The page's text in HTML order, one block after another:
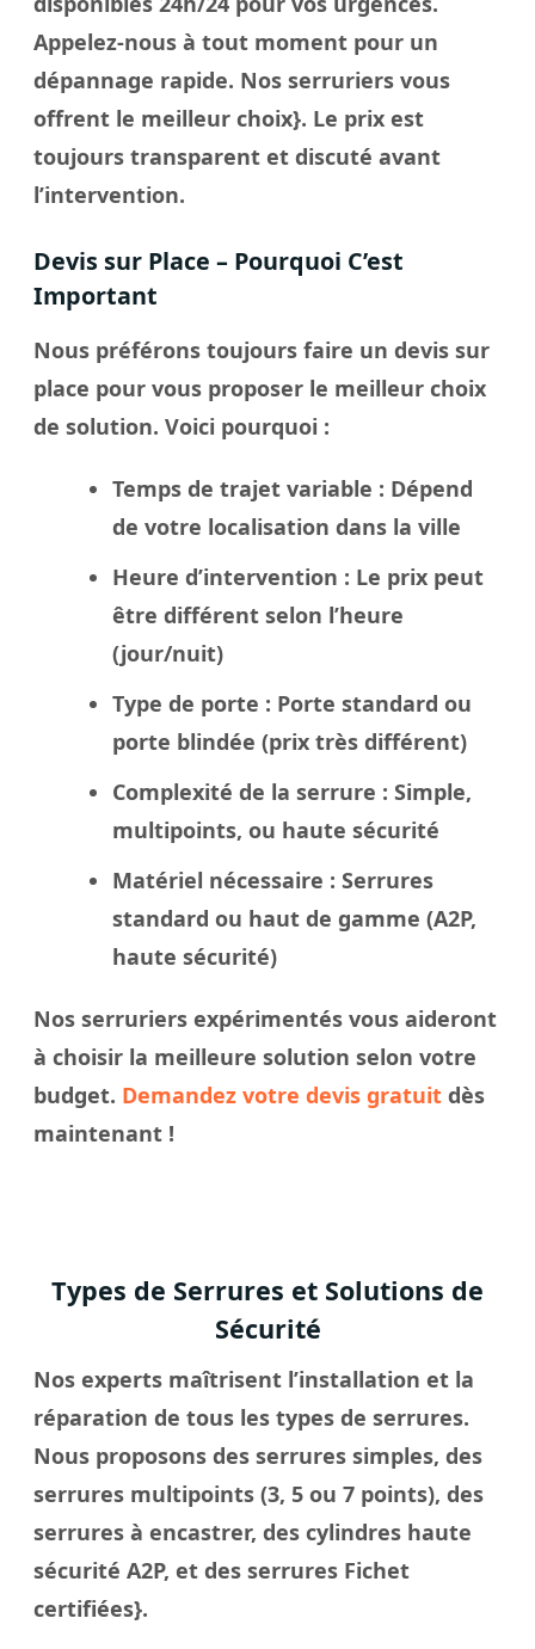
Appelez-nous à tout moment pour un
dépannage rapide. Nos serruriers vous
offrent le meilleur choix}. Le prix est
toujours transparent et discuté avant
l’intervention.
Devis sur Place – Pourquoi C’est
Important
Nous préférons toujours faire un devis sur
place pour vous proposer le meilleur choix
de solution. Voici pourquoi :
Temps de trajet variable : Dépend
de votre localisation dans la ville
Heure d’intervention : Le prix peut
être différent selon l’heure
(jour/nuit)
Type de porte : Porte standard ou
porte blindée (prix très différent)
Complexité de la serrure : Simple,
multipoints, ou haute sécurité
Matériel nécessaire : Serrures
standard ou haut de gamme (A2P,
haute sécurité)
Nos serruriers expérimentés vous aideront
à choisir la meilleure solution selon votre
budget. Demandez votre devis gratuit dès
maintenant !
Types de Serrures et Solutions de
Sécurité
Nos experts maîtrisent l’installation et la
réparation de tous les types de serrures.
Nous proposons des serrures simples, des
serrures multipoints (3, 5 ou 7 points), des
serrures à encastrer, des cylindres haute
sécurité A2P, et des serrures Fichet
certifiées}.